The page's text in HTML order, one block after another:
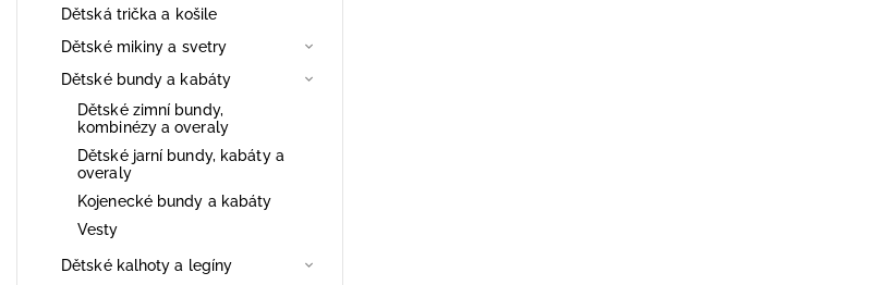
Dětská trička a košile
Dětské mikiny a svetry
Dětské bundy a kabáty
Dětské zimní bundy,
kombinézy a overaly
Dětské jarní bundy, kabáty a
overaly
Kojenecké bundy a kabáty
Vesty
Dětské kalhoty a legíny